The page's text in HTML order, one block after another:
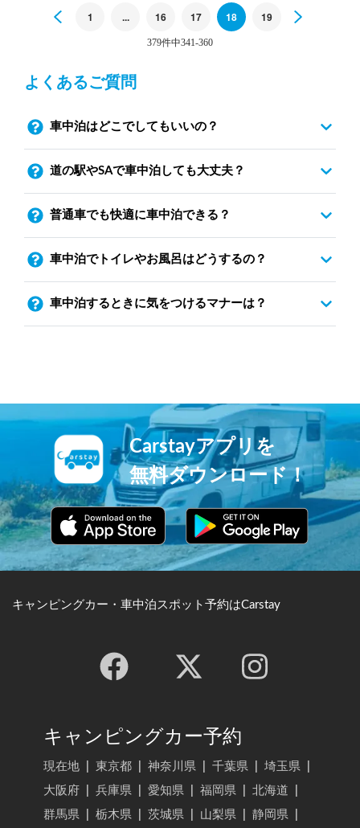
Previous
1 ... 16 17 18 19
379件中341-360
よくあるご質問
車中泊はどこでしてもいいの？
道の駅やSAで車中泊しても大丈夫？
普通車でも快適に車中泊できる？
車中泊でトイレやお風呂はどうするの？
車中泊するときに気をつけるマナーは？
Carstayアプリを
無料ダウンロード！
キャンピングカー・車中泊スポット予約はCarstay
キャンピングカー予約
現在地 東京都 神奈川県 千葉県 埼玉県
大阪府
兵庫県 愛知県 福岡県 北海道
群馬県
栃木県 茨城県 山梨県 静岡県